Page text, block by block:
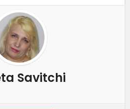
Savitchi